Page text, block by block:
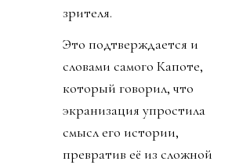
зрителя.
Это подтверждается и
словами самого Капоте,
который говорил, что
экранизация упростила
смысл его истории,
превратив её из сложной